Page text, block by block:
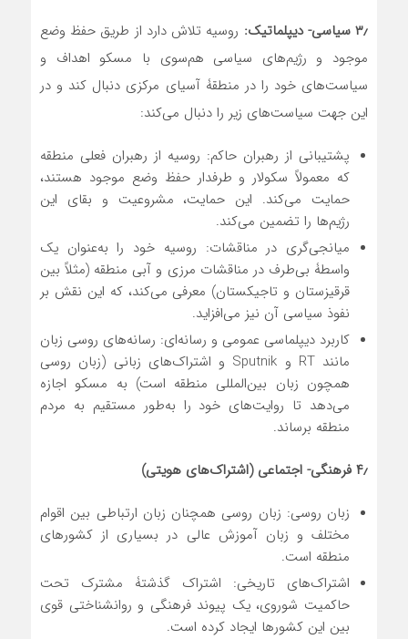
۳٫ سیاسی- دیپلماتیک: روسیه تلاش دارد از طریق حفظ وضع
موجود و رژیم‌های سیاسی هم‌سوی با مسکو اهداف و
سیاست‌های خود را در منطقۀ آسیای مرکزی دنبال کند و در
این جهت سیاست‌های زیر را دنبال می‌کند:
پشتیبانی از رهبران حاکم: روسیه از رهبران فعلی منطقه
که معمولاً سکولار و طرفدار حفظ وضع موجود هستند،
حمایت می‌کند. این حمایت، مشروعیت و بقای این
رژیم‌ها را تضمین می‌کند.
میانجی‌گری در مناقشات: روسیه خود را به‌عنوان یک
واسطۀ بی‌طرف در مناقشات مرزی و آبی منطقه (مثلاً بین
قرقیزستان و تاجیکستان) معرفی می‌کند، که این نقش بر
نفوذ سیاسی آن نیز می‌افزاید.
کاربرد دیپلماسی عمومی و رسانه‌ای: رسانه‌های روسی زبان
مانند RT و Sputnik و اشتراک‌های زبانی (زبان روسی
همچون زبان بین‌المللی منطقه است) به مسکو اجازه
می‌دهد تا روایت‌های خود را به‌طور مستقیم به مردم
منطقه برساند.
۴٫ فرهنگی- اجتماعی (اشتراک‌های هویتی)
زبان روسی: زبان روسی همچنان زبان ارتباطی بین اقوام
مختلف و زبان آموزش عالی در بسیاری از کشورهای
منطقه است.
اشتراک‌های تاریخی: اشتراک گذشتۀ مشترک تحت
حاکمیت شوروی، یک پیوند فرهنگی و روانشناختی قوی
بین این کشورها ایجاد کرده است.